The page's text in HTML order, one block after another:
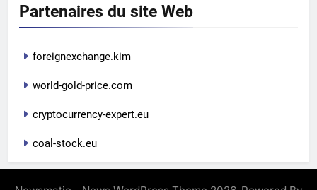
Partenaires du site Web
foreignexchange.kim
world-gold-price.com
cryptocurrency-expert.eu
coal-stock.eu